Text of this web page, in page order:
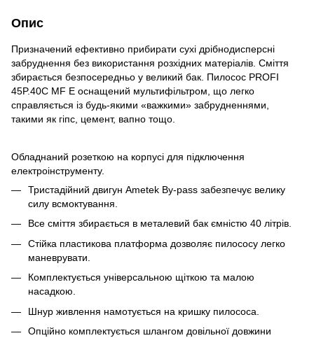
Опис
Призначений ефективно прибирати сухі дрібнодисперсні
забруднення без використання розхідних матеріалів. Сміття
збирається безпосередньо у великий бак. Пилосос PROFI
45P.40C MF E оснащений мультифільтром, що легко
справляється із будь-якими «важкими» забрудненнями,
такими як гіпс, цемент, вапно тощо.
Обладнаний розеткою на корпусі для підключення
електроінструменту.
Тристадійний двигун Ametek By-pass забезпечує велику
силу всмоктування.
Все сміття збирається в металевий бак ємністю 40 літрів.
Стійка пластикова платформа дозволяє пилососу легко
маневрувати.
Комплектується універсальною щіткою та малою
насадкою.
Шнур живлення намотується на кришку пилососа.
Опційно комплектується шлангом довільної довжини